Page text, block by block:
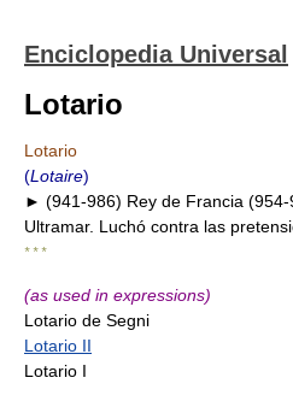
Enciclopedia Universal
Lotario
Lotario
(Lotaire)
► (941-986) Rey de Francia
Ultramar. Luchó contra las
* * *
(as used in expressions)
Lotario de Segni
Lotario II
Lotario I